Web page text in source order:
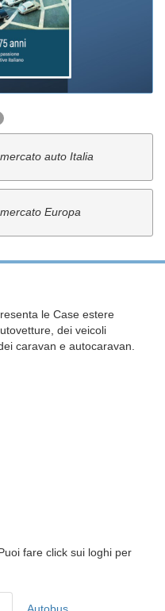
auto Italia
Europa
le Case estere
dei veicoli
caravan e autocaravan.
fare click sui loghi per